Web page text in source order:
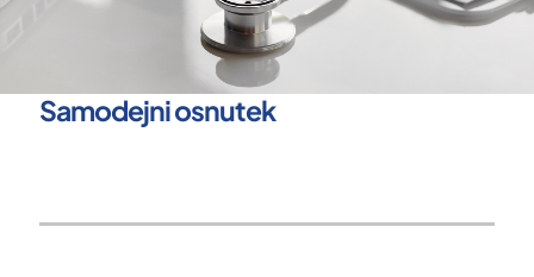
Samodejni osnutek